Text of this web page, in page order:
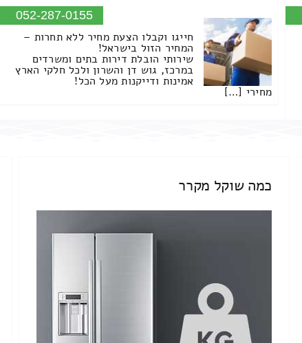
052-287-0155
חייגו וקבלו הצעת מחיר ללא תחרות –
המחיר הזול בישראל!
שירותי הובלת דירות בתים ומשרדים
במרכז, גוש דן והשרון ולכל חלקי הארץ
אמינות ודייקנות מעל הכל!
מחירי […]
כמה שוקל מקרר